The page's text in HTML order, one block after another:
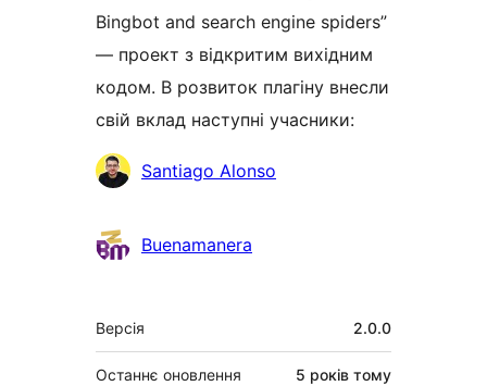
Bingbot and search engine spiders”
— проект з відкритим вихідним
кодом. В розвиток плагіну внесли
свій вклад наступні учасники:
УчасникиSantiago Alonso
Buenamanera
Мета
Версія 2.0.0
Останнє оновлення 5 років тому